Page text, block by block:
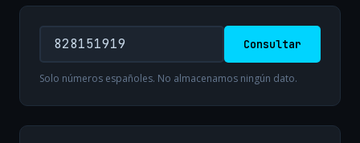
Consultar
Solo números españoles. No almacenamos ningún dato.